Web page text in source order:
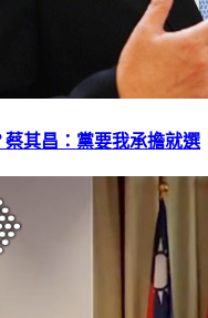
其昌：黨要我承擔就選